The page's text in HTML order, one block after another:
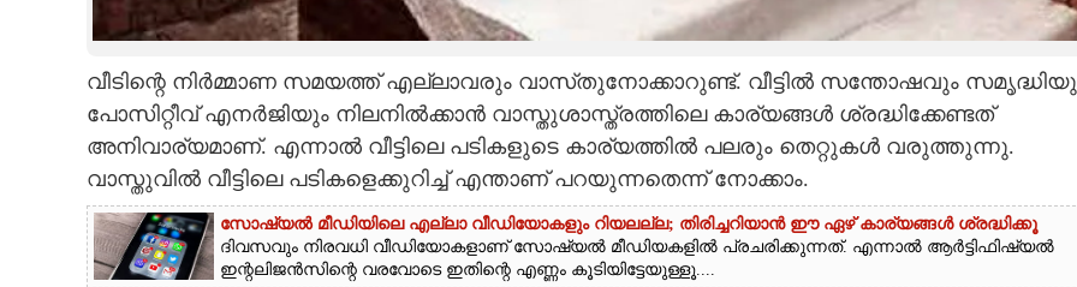
CARTOONS
LITERATURE
വീടിന്റെ നിർമ്മാണ സമയത്ത് എല്ലാവരും വാസ്‌തുനോക്കാറുണ്ട്. വീട്ടിൽ സന്തോഷവും
പോസിറ്റീവ് എനർജിയും നിലനിൽക്കാൻ വാസ്തുശാസ്ത്രത്തിലെ കാര്യങ്ങൾ ശ്രദ്ധിക്കേണ്ടത്
അനിവാര്യമാണ്. എന്നാൽ വീട്ടിലെ പടികളുടെ കാര്യത്തിൽ പലരും തെറ്റുകൾ വരുത്തുന്നു.
വാസ്തുവിൽ വീട്ടിലെ പടികളെക്കുറിച്ച് എന്താണ് പറയുന്നതെന്ന് നോക്കാം.
സോഷ്യൽ മീഡിയിലെ എല്ലാ വീഡിയോകളും റിയലല്ല; തിരിച്ചറിയാൻ ഈ ഏഴ് കാര്യങ്ങൾ ശ്രദ്ധിക്കൂ
ദിവസവും നിരവധി വീഡിയോകളാണ് സോഷ്യൽ മീഡിയകളിൽ പ്രചരിക്കുന്നത്. എന്നാൽ ആർട്ടിഫിഷ്യൽ
ഇന്റലിജൻസിന്റെ വരവോടെ ഇതിന്റെ എണ്ണം കൂടിയിട്ടേയുള്ളൂ....